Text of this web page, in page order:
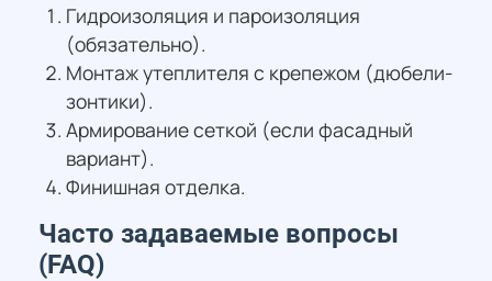
Гидроизоляция и пароизоляция
(обязательно).
Монтаж утеплителя с крепежом (дюбели-
зонтики).
Армирование сеткой (если фасадный
вариант).
Финишная отделка.
Часто задаваемые вопросы
(FAQ)